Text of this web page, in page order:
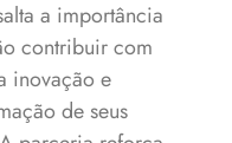
a importância
contribuir com
inovação e
de seus